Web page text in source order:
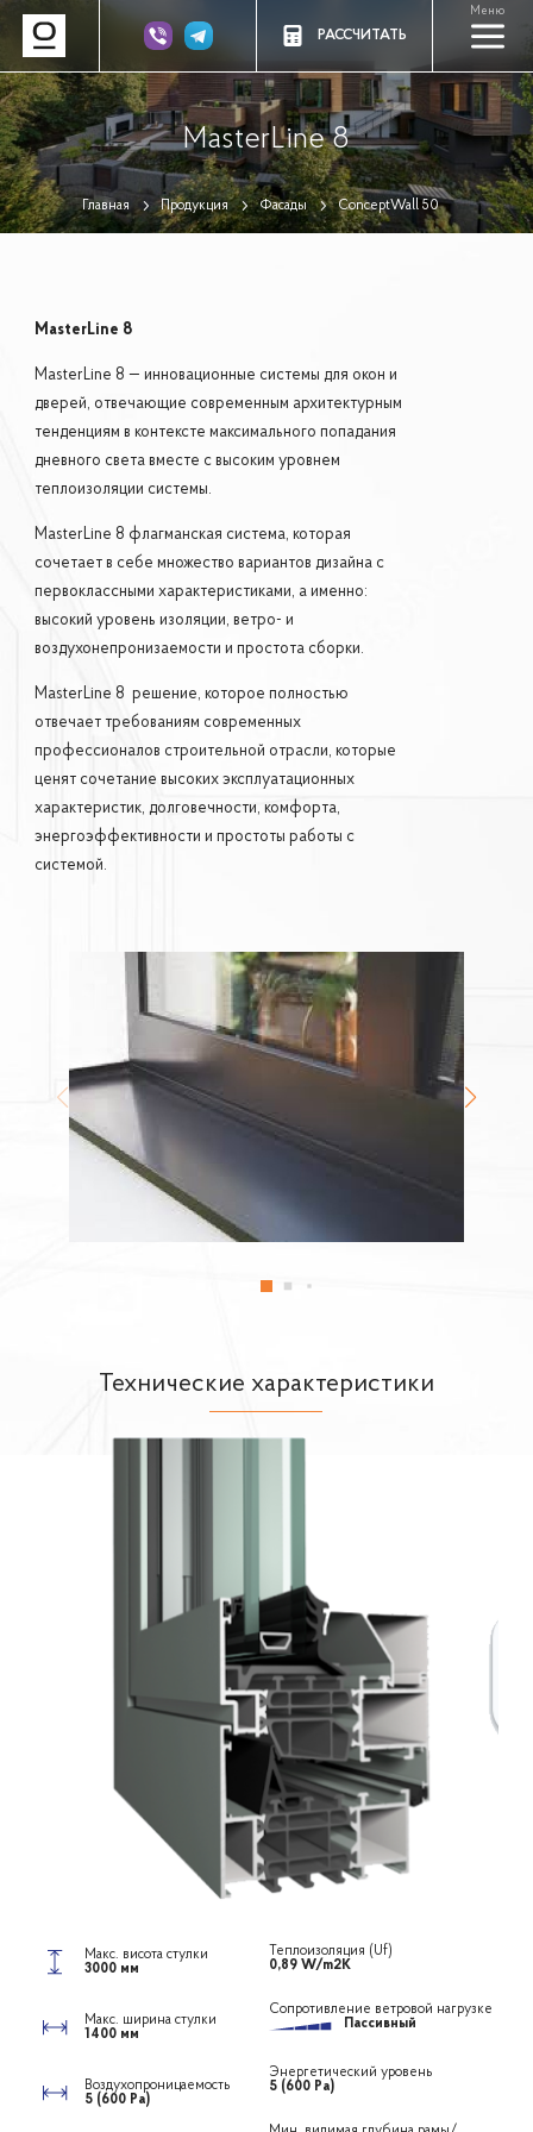
РАССЧИТАТЬ
Меню
a
MasterLine 8
Главная Продукция Фасады ConceptWall 50
MasterLine 8
MasterLine 8 — инновационные системы для окон и
дверей, отвечающие современным архитектурным
тенденциям в контексте максимального попадания
дневного света вместе с высоким уровнем
теплоизоляции системы.
MasterLine 8 флагманская система, которая
сочетает в себе множество вариантов дизайна с
первоклассными характеристиками, а именно:
высокий уровень изоляции, ветро- и
воздухонепронизаемости и простота сборки.
MasterLine 8 решение, которое полностью
отвечает требованиям современных
профессионалов строительной отрасли, которые
ценят сочетание высоких эксплуатационных
характеристик, долговечности, комфорта,
энергоэффективности и простоты работы с
системой.
Технические характеристики
Макс. висота стулки
3000 мм
Макс. ширина стулки
1400 мм
Воздухопроницаемость
5 (600 Ра)
Теплоизоляция (Uf)
0,89 W/m2K
Сопротивление ветровой нагрузке
Пассивный
Энергетический уровень
5 (600 Ра)